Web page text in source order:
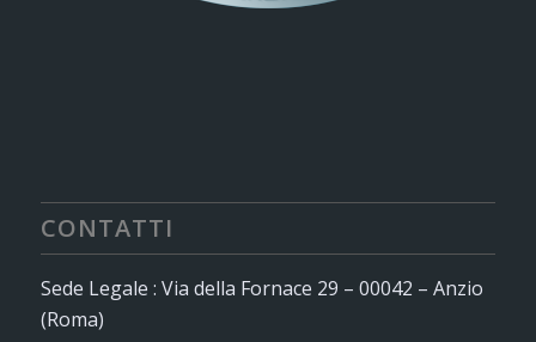
CONTATTI
Sede Legale : Via della Fornace 29 – 00042 – Anzio
(Roma)